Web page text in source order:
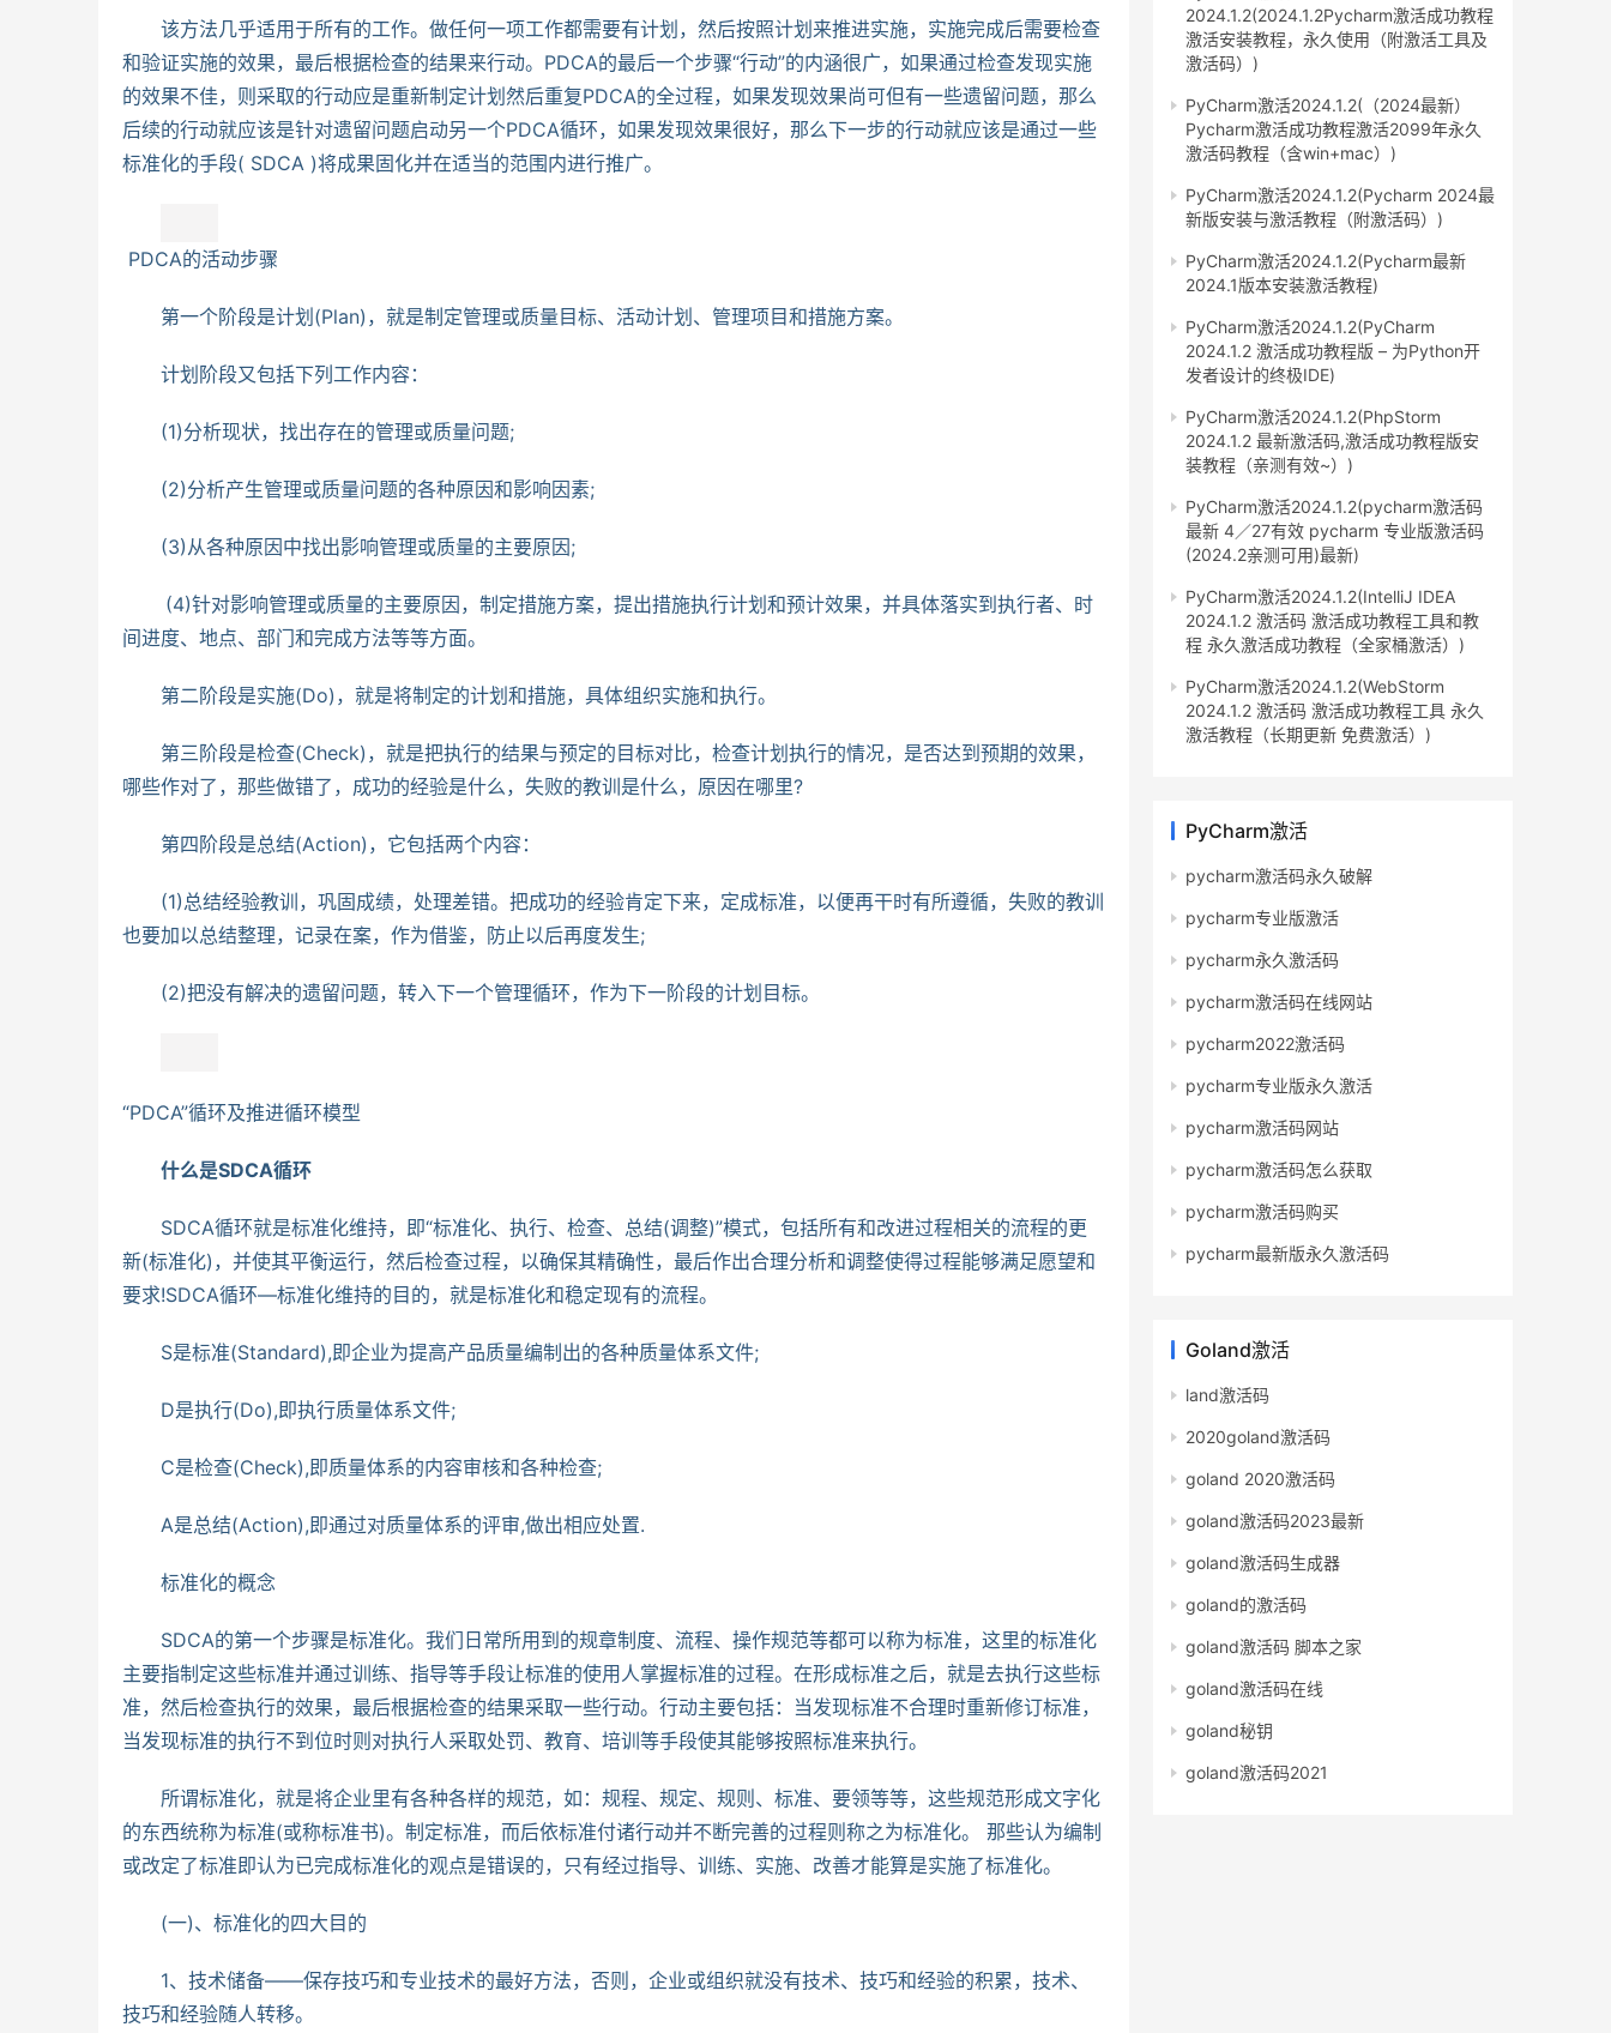
该方法几乎适用于所有的工作。做任何一项工作都需要有计划，然后按照计划来推进实施，实施完成后需要检查
和验证实施的效果，最后根据检查的结果来行动。PDCA的最后一个步骤“行动”的内涵很广，如果通过检查发现实施
的效果不佳，则采取的行动应是重新制定计划然后重复PDCA的全过程，如果发现效果尚可但有一些遗留问题，那么
后续的行动就应该是针对遗留问题启动另一个PDCA循环，如果发现效果很好，那么下一步的行动就应该是通过一些
标准化的手段( SDCA )将成果固化并在适当的范围内进行推广。
PDCA的活动步骤
第一个阶段是计划(Plan)，就是制定管理或质量目标、活动计划、管理项目和措施方案。
计划阶段又包括下列工作内容：
(1)分析现状，找出存在的管理或质量问题;
(2)分析产生管理或质量问题的各种原因和影响因素;
(3)从各种原因中找出影响管理或质量的主要原因;
(4)针对影响管理或质量的主要原因，制定措施方案，提出措施执行计划和预计效果，并具体落实到执行者、时
间进度、地点、部门和完成方法等等方面。
第二阶段是实施(Do)，就是将制定的计划和措施，具体组织实施和执行。
第三阶段是检查(Check)，就是把执行的结果与预定的目标对比，检查计划执行的情况，是否达到预期的效果，
哪些作对了，那些做错了，成功的经验是什么，失败的教训是什么，原因在哪里?
第四阶段是总结(Action)，它包括两个内容：
(1)总结经验教训，巩固成绩，处理差错。把成功的经验肯定下来，定成标准，以便再干时有所遵循，失败的教训
也要加以总结整理，记录在案，作为借鉴，防止以后再度发生;
(2)把没有解决的遗留问题，转入下一个管理循环，作为下一阶段的计划目标。
“PDCA”循环及推进循环模型
什么是SDCA循环
SDCA循环就是标准化维持，即“标准化、执行、检查、总结(调整)”模式，包括所有和改进过程相关的流程的更
新(标准化)，并使其平衡运行，然后检查过程，以确保其精确性，最后作出合理分析和调整使得过程能够满足愿望和
要求!SDCA循环—标准化维持的目的，就是标准化和稳定现有的流程。
S是标准(Standard),即企业为提高产品质量编制出的各种质量体系文件;
D是执行(Do),即执行质量体系文件;
C是检查(Check),即质量体系的内容审核和各种检查;
A是总结(Action),即通过对质量体系的评审,做出相应处置.
标准化的概念
SDCA的第一个步骤是标准化。我们日常所用到的规章制度、流程、操作规范等都可以称为标准，这里的标准化
主要指制定这些标准并通过训练、指导等手段让标准的使用人掌握标准的过程。在形成标准之后，就是去执行这些标
准，然后检查执行的效果，最后根据检查的结果采取一些行动。行动主要包括：当发现标准不合理时重新修订标准，
当发现标准的执行不到位时则对执行人采取处罚、教育、培训等手段使其能够按照标准来执行。
所谓标准化，就是将企业里有各种各样的规范，如：规程、规定、规则、标准、要领等等，这些规范形成文字化
的东西统称为标准(或称标准书)。制定标准，而后依标准付诸行动并不断完善的过程则称之为标准化。 那些认为编制
或改定了标准即认为已完成标准化的观点是错误的，只有经过指导、训练、实施、改善才能算是实施了标准化。
(一)、标准化的四大目的
1、技术储备——保存技巧和专业技术的最好方法，否则，企业或组织就没有技术、技巧和经验的积累，技术、
技巧和经验随人转移。
2024.1.2(2024.1.2Pycharm激活成功教程
激活安装教程，永久使用（附激活工具及
激活码）)
PyCharm激活2024.1.2(（2024最新）
Pycharm激活成功教程激活2099年永久
激活码教程（含win+mac）)
PyCharm激活2024.1.2(Pycharm 2024最
新版安装与激活教程（附激活码）)
PyCharm激活2024.1.2(Pycharm最新
2024.1版本安装激活教程)
PyCharm激活2024.1.2(PyCharm
2024.1.2 激活成功教程版 – 为Python开
发者设计的终极IDE)
PyCharm激活2024.1.2(PhpStorm
2024.1.2 最新激活码,激活成功教程版安
装教程（亲测有效~）)
PyCharm激活2024.1.2(pycharm激活码
最新 4／27有效 pycharm 专业版激活码
(2024.2亲测可用)最新)
PyCharm激活2024.1.2(IntelliJ IDEA
2024.1.2 激活码 激活成功教程工具和教
程 永久激活成功教程（全家桶激活）)
PyCharm激活2024.1.2(WebStorm
2024.1.2 激活码 激活成功教程工具 永久
激活教程（长期更新 免费激活）)
PyCharm激活
pycharm激活码永久破解
pycharm专业版激活
pycharm永久激活码
pycharm激活码在线网站
pycharm2022激活码
pycharm专业版永久激活
pycharm激活码网站
pycharm激活码怎么获取
pycharm激活码购买
pycharm最新版永久激活码
Goland激活
land激活码
2020goland激活码
goland 2020激活码
goland激活码2023最新
goland激活码生成器
goland的激活码
goland激活码 脚本之家
goland激活码在线
goland秘钥
goland激活码2021